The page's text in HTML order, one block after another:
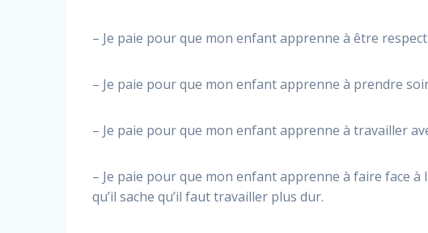
– Je paie pour que mon enfant apprenne à être
– Je paie pour que mon enfant apprenne à prendre
– Je paie pour que mon enfant apprenne à travailler
– Je paie pour que mon enfant apprenne à faire face
qu’il sache qu’il faut travailler plus dur.